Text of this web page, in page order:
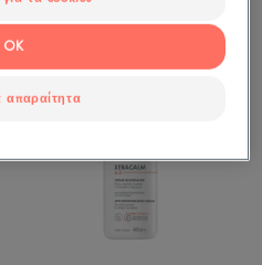
για
Λιπιδίων
απαραίτητα
OK